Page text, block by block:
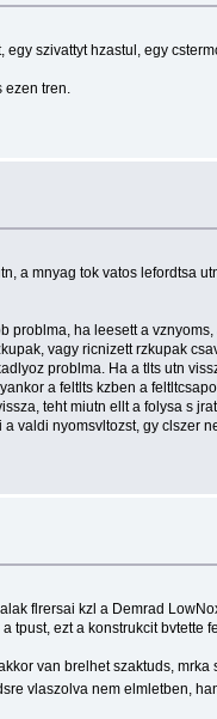
szivattyt hzastul, egy
ezen tren.
a mnyag tok vatos lefordtsa
ha leesett a vznyoms,
vagy ricnizett rzkupak
problma. Ha a tlts utn
a feltlts kzben a
teht miutn ellt a folysa s
valdi nyomsvltozst, gy clszer
flrersai kzl a Demrad
tpust, ezt a konstrukcit bvtette
van brelhet szaktuds, mrka
vlaszolva nem elmletben,